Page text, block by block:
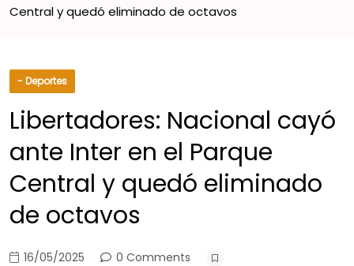
Central y quedó eliminado de octavos
- Deportes
Libertadores: Nacional cayó
ante Inter en el Parque
Central y quedó eliminado
de octavos
16/05/2025 0 Comments